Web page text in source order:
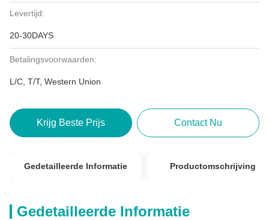
Levertijd:
20-30DAYS
Betalingsvoorwaarden:
L/C, T/T, Western Union
Krijg Beste Prijs Contact Nu
Gedetailleerde Informatie Productomschrijving
Gedetailleerde Informatie